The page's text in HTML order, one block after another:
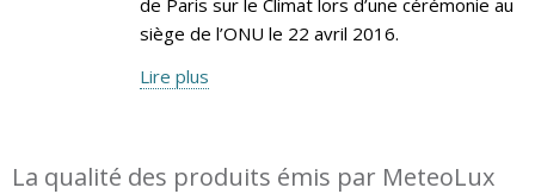
siège de l’ONU le 22 avril 2016.
Lire plus
La qualité des produits émis par MeteoLux